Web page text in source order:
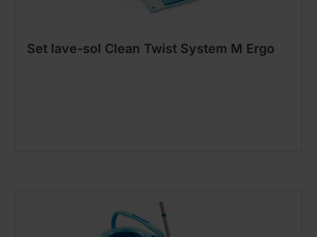
Set lave-sol Clean Twist System M Ergo